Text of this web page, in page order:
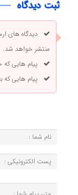
ثبت دیدگاه
دیدگاه های
منتشر خواهد شد.
پیام هایی که
پیام هایی که